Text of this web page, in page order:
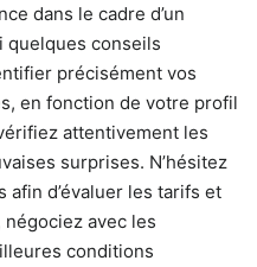
dans le cadre d’un
quelques conseils
précisément vos
en fonction de votre profil
attentivement les
surprises. N’hésitez
afin d’évaluer les tarifs et
avec les
conditions